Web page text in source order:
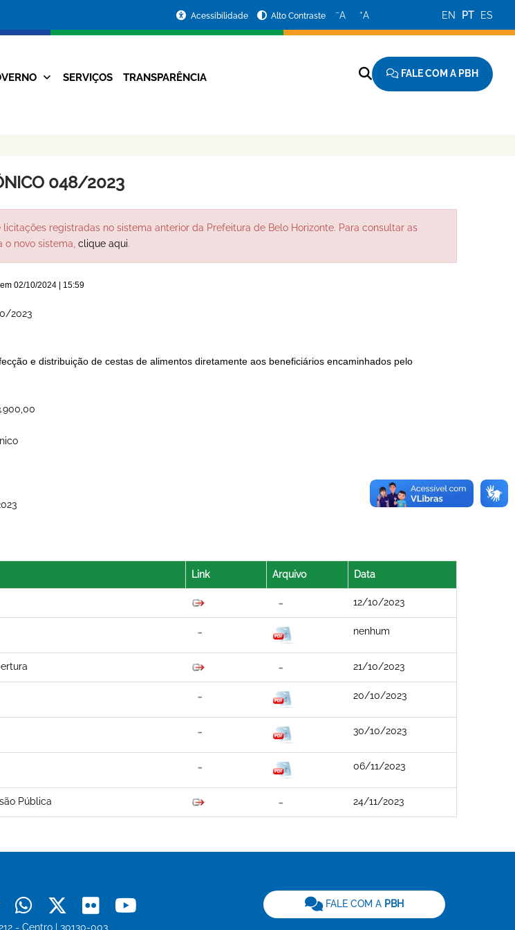
Acessibilidade Alto Contraste −A +A EN PT ES
Navegação
SERVIÇOS TRANSPARÊNCIA FALE COM A PBH
048/2023
registradas no sistema anterior da Prefeitura de Belo Horizonte. Para consultar as
o novo sistema, clique aqui.
02/10/2024 | 15:59
2023
e distribuição de cestas de alimentos diretamente aos beneficiários encaminhados pelo
Link Arquivo Data
12/10/2023
nenhum
21/10/2023
20/10/2023
30/10/2023
06/11/2023
Pública 24/11/2023
TiktokWhatsapp
X Flickr
- Centro | 30130-003
FALE COM A PBH